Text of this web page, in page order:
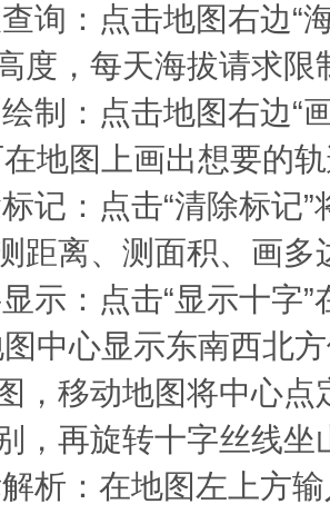
询：点击地图右边“
度，每天海拔请求
制：点击地图右边“画
在地图上画出想要的
记：点击“清除标记
距离、测面积、画多
示：点击“显示十字”
图中心显示东南西北
，移动地图将中心
，再旋转十字丝线坐
析：在地图左上方